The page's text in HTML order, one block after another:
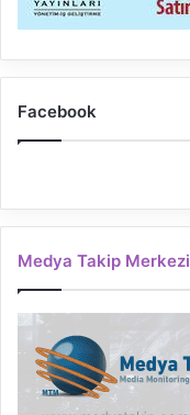
Facebook
Medya Takip Merkezi